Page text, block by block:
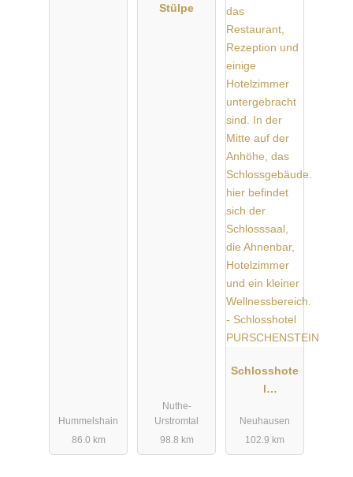
Hummelshain
86.0 km
Stülpe
Nuthe-
Urstromtal
98.8 km
Schlosshote
l
TEIN
Neuhausen
102.9 km